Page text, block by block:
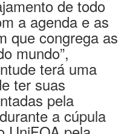
de todo
a agenda e as
que congrega as
mundo”,
terá uma
ter suas
pela
a cúpula